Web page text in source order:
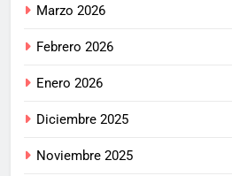
Marzo 2026
Febrero 2026
Enero 2026
Diciembre 2025
Noviembre 2025